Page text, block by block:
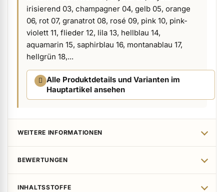
Kundenpräsente anzeigen
irisierend 03, champagner 04, gelb 05, orange
06, rot 07, granatrot 08, rosé 09, pink 10, pink-
violett 11, flieder 12, lila 13, hellblau 14,
aquamarin 15, saphirblau 16, montanablau 17,
hellgrün 18,...
Alle Produktdetails und Varianten im
Hauptartikel ansehen
WEITERE INFORMATIONEN
BEWERTUNGEN
INHALTSSTOFFE